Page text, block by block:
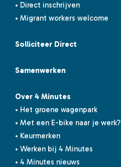
• Direct inschrijven
• Migrant workers welcome
Solliciteer Direct
Samenwerken
Over 4 Minutes
• Het groene wagenpark
• Met een E-bike naar je werk?
• Keurmerken
• Werken bij 4 Minutes
• 4 Minutes nieuws